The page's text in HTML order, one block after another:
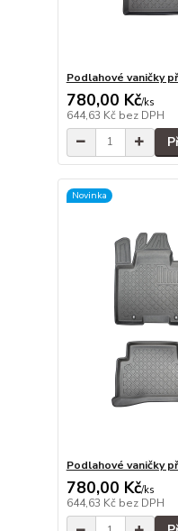
Podlahové vaničky
780,00 Kč/ks
644,63 Kč bez DPH
Novinka
Podlahové vaničky
780,00 Kč/ks
644,63 Kč bez DPH